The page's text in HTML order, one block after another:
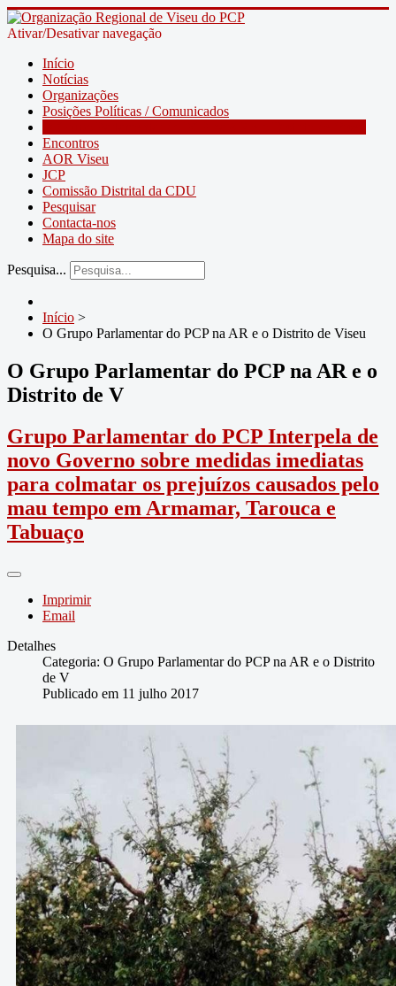
Ativar/Desativar navegação
Início
Notícias
Organizações
Posições Políticas / Comunicados
Encontros
AOR Viseu
JCP
Comissão Distrital da CDU
Pesquisar
Contacta-nos
Mapa do site
Pesquisa...
Início >
O Grupo Parlamentar do PCP na AR e o Distrito de Viseu
O Grupo Parlamentar do PCP na AR e o
Distrito de V
Grupo Parlamentar do PCP Interpela de
novo Governo sobre medidas imediatas
para colmatar os prejuízos causados pelo
mau tempo em Armamar, Tarouca e
Tabuaço
Imprimir
Email
Detalhes
Categoria: O Grupo Parlamentar do PCP na AR e o Distrito
de V
Publicado em 11 julho 2017